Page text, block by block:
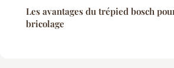
Les avantages du trépied bosch
bricolage